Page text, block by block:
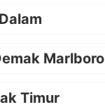
Marlboro
Timur